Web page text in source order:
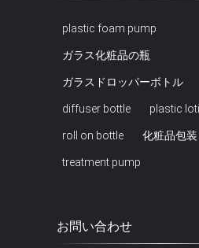
plastic foam pump
ガラス化粧品の瓶
ガラスドロッパーボトル
diffuser bottle plastic
roll on bottle 化粧品包装
treatment pump
お問い合わせ